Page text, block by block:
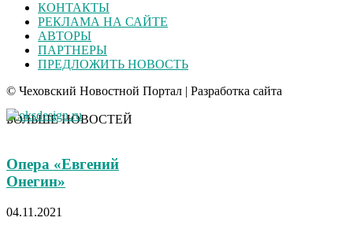
КОНТАКТЫ
РЕКЛАМА НА САЙТЕ
АВТОРЫ
ПАРТНЕРЫ
ПРЕДЛОЖИТЬ НОВОСТЬ
© Чеховский Новостной Портал | Разработка сайта
БОЛЬШЕ НОВОСТЕЙ
Опера «Евгений
Онегин»
04.11.2021